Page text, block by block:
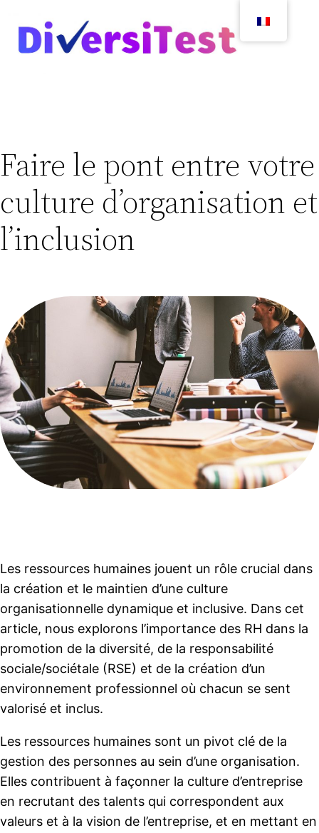
Faire le pont entre votre
culture d’organisation et
l’inclusion
Les ressources humaines jouent un rôle crucial dans
la création et le maintien d’une culture
organisationnelle dynamique et inclusive. Dans cet
article, nous explorons l’importance des RH dans la
promotion de la diversité, de la responsabilité
sociale/sociétale (RSE) et de la création d’un
environnement professionnel où chacun se sent
valorisé et inclus.
Les ressources humaines sont un pivot clé de la
gestion des personnes au sein d’une organisation.
Elles contribuent à façonner la culture d’entreprise
en recrutant des talents qui correspondent aux
valeurs et à la vision de l’entreprise, et en mettant en